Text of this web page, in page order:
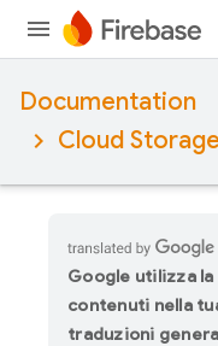
Documentation
Cloud
Google utilizza
contenuti nella
traduzioni